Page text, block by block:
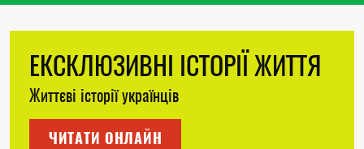
ЕКСКЛЮЗИВНІ ІСТОРІЇ ЖИТТЯ
Життєві історії українців
ЧИТАТИ ОНЛАЙН